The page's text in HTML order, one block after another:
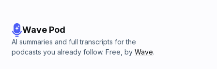
Wave Pod
AI summaries and full transcripts for the
podcasts you already follow. Free, by Wave.